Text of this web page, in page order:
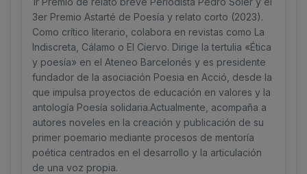
3er Premio Astarté de Poesía y relato corto (2023).
Como crítico literario, colabora en revistas como La
Indiscreta, Cálamo o El Ciervo. Dirige la tertulia «Ética
y poesía» en el Ateneo Barcelonés y es presidente
fundador de la asociación Poesia en Acció, desde la
que impulsa proyectos de educación en valores y la
antología Poesía solidaria.Actualmente, acompaña a
autores noveles en la creación y publicación de su
primer poemario mediante procesos de mentoría
poética centrados en el desarrollo y la articulación
de una voz propia.